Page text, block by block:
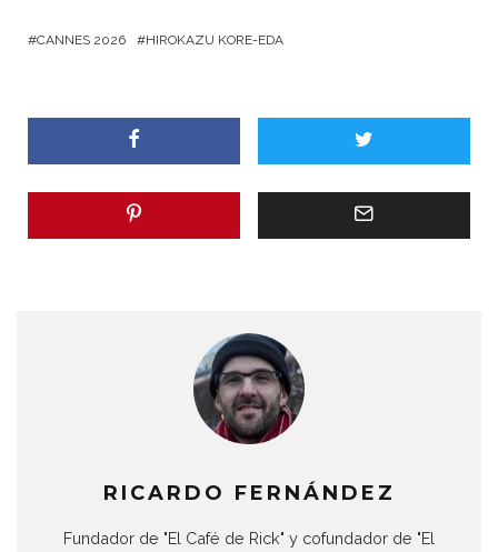
CANNES 2026 HIROKAZU KORE-EDA
RICARDO FERNÁNDEZ
Fundador de "El Café de Rick" y cofundador de "El